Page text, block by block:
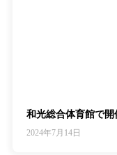
和光総合体育館で
2024年7月14日